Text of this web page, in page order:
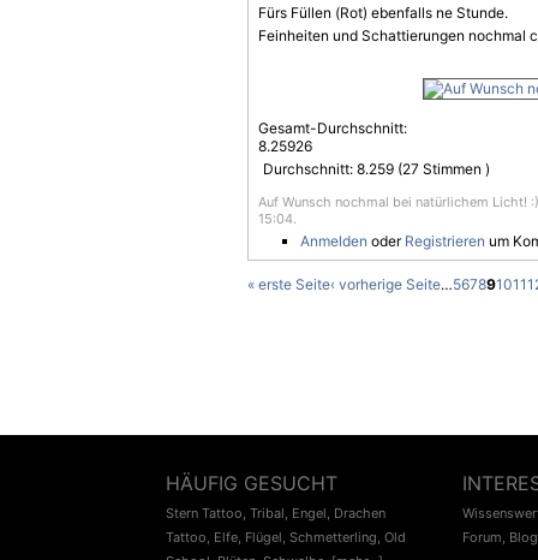
Fürs Füllen (Rot) ebenfalls ne Stunde.
Feinheiten und Schattierungen nochmal
Gesamt-Durchschnitt:
8.25926
Durchschnitt: 8.259 (27 Stimmen )
Auf Wunsch nochmal bei natürlichem Licht!
15:04.
Anmelden oder Registrieren um
« erste Seite‹ vorherige Seite…567891011
HÄUFIG GESUCHT
Stern Tattoo, Tribal, Engel, Drachen
Tattoo, Elfe, Flügel, Schmetterling, Old
Forum, Blog